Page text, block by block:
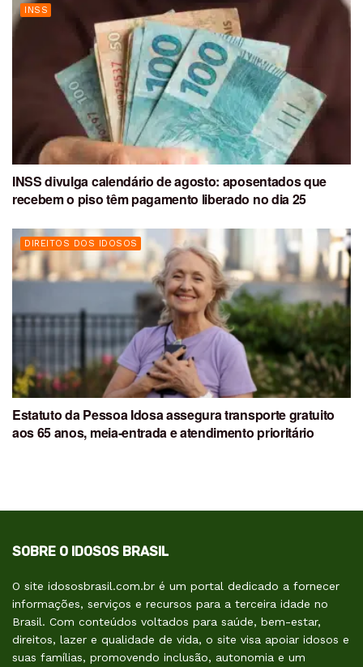
INSS
INSS divulga calendário de agosto: aposentados que
recebem o piso têm pagamento liberado no dia 25
DIREITOS DOS IDOSOS
Estatuto da Pessoa Idosa assegura transporte gratuito
aos 65 anos, meia-entrada e atendimento prioritário
SOBRE O IDOSOS BRASIL
O site idososbrasil.com.br é um portal dedicado a fornecer
informações, serviços e recursos para a terceira idade no
Brasil. Com conteúdos voltados para saúde, bem-estar,
direitos, lazer e qualidade de vida, o site visa apoiar idosos e
suas famílias, promovendo inclusão, autonomia e um